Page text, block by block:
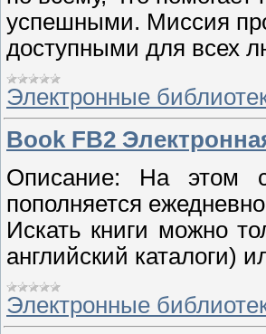
успешными. Миссия
доступными для всех
Электронные
Book FB2
Описание: На этом
пополняется
Искать книги можно
английский каталоги)
Электронные